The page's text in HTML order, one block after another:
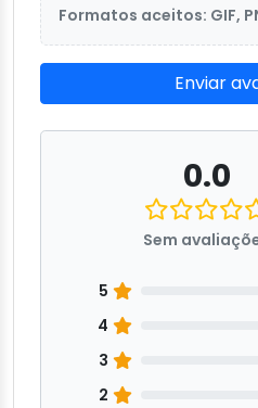
Formatos aceitos: GIF,
Enviar
0.0
Sem
5
4
3
2